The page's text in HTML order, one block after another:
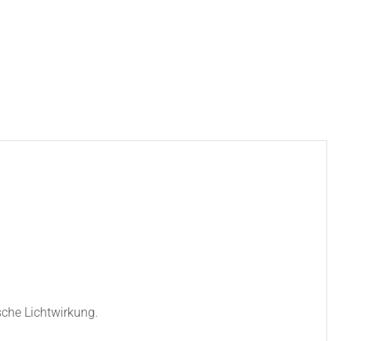
Lichtwirkung.